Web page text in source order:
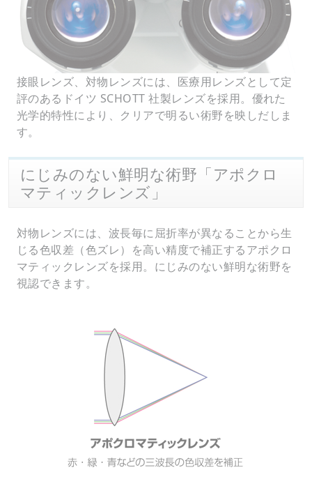
接眼レンズ、対物レンズには、医療用レンズとして定
評のあるドイツ SCHOTT 社製レンズを採用。優れた
光学的特性により、クリアで明るい術野を映しだしま
す。
にじみのない鮮明な術野「アポクロ
マティックレンズ」
対物レンズには、波長毎に屈折率が異なることから生
じる色収差（色ズレ）を高い精度で補正するアポクロ
マティックレンズを採用。にじみのない鮮明な術野を
視認できます。